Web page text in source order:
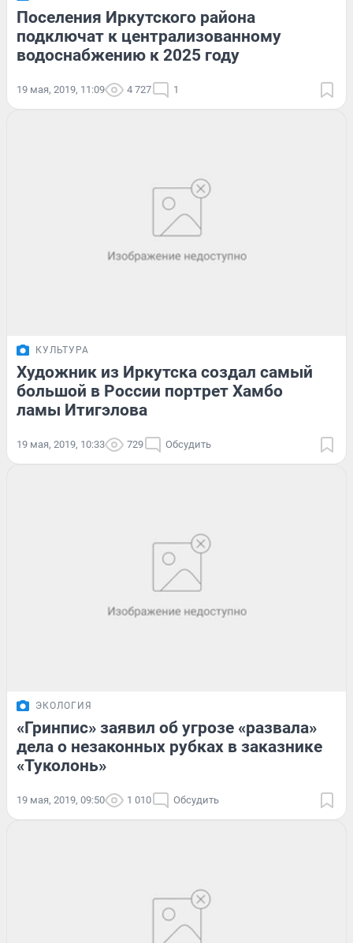
Поселения Иркутского района
подключат к централизованному
водоснабжению к 2025 году
19 мая, 2019, 11:09 4 727 1
КУЛЬТУРА
Художник из Иркутска создал самый
большой в России портрет Хамбо
ламы Итигэлова
19 мая, 2019, 10:33 729 Обсудить
ЭКОЛОГИЯ
«Гринпис» заявил об угрозе «развала»
дела о незаконных рубках в заказнике
«Туколонь»
19 мая, 2019, 09:50 1 010 Обсудить